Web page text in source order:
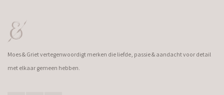
Moes & Griet vertegenwoordigt merken die liefde, passie & aandacht voor detail
met elkaar gemeen hebben.